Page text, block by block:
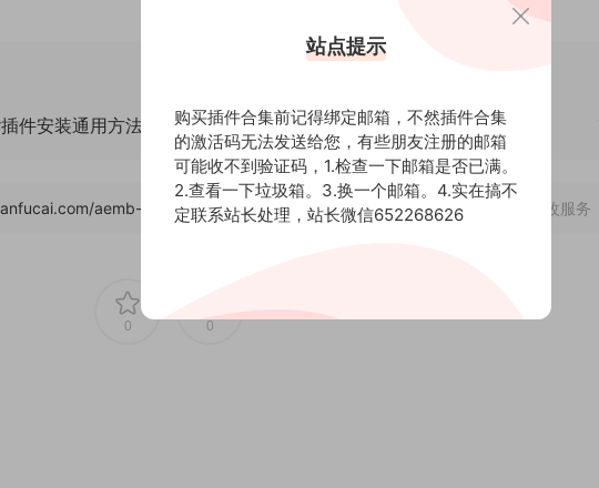
件安装通用方法！
aemb-mb/btwz/24999，转载请注明出处。后期屋提供AE模板代改服务
0 0
站点提示
购买插件合集前记得绑定邮箱，不然插件合集
的激活码无法发送给您，有些朋友注册的邮箱
可能收不到验证码，1.检查一下邮箱是否已满。
2.查看一下垃圾箱。3.换一个邮箱。4.实在搞不
定联系站长处理，站长微信652268626